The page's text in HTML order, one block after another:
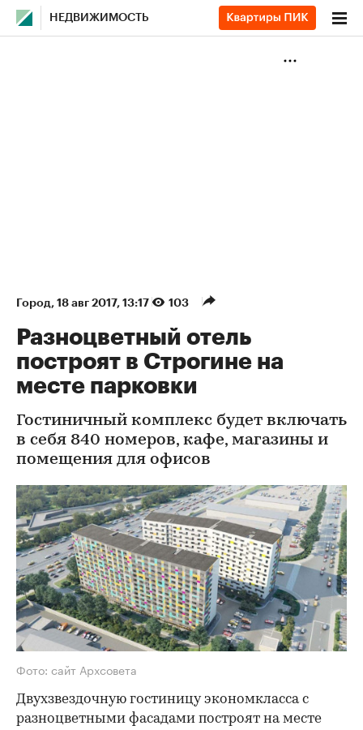
НЕДВИЖИМОСТЬ
Город⁠, 18 авг 2017, 13:17 103
Разноцветный отель
построят в Строгине на
месте парковки
Гостиничный комплекс будет включать
в себя 840 номеров, кафе, магазины и
помещения для офисов
Фото: сайт Архсовета
Двухзвездочную гостиницу экономкласса с
разноцветными фасадами построят на месте